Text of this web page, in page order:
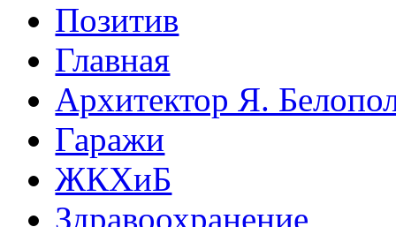
Позитив
Главная
Архитектор Я.
Гаражи
ЖКХиБ
Здравоохранение